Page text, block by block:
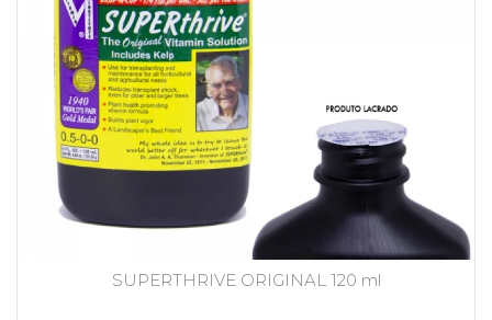
SUPERTHRIVE ORIGINAL 120 ml